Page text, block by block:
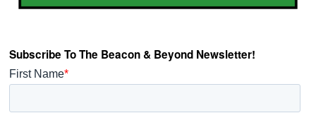
Subscribe To The Beacon & Beyond Newsletter!